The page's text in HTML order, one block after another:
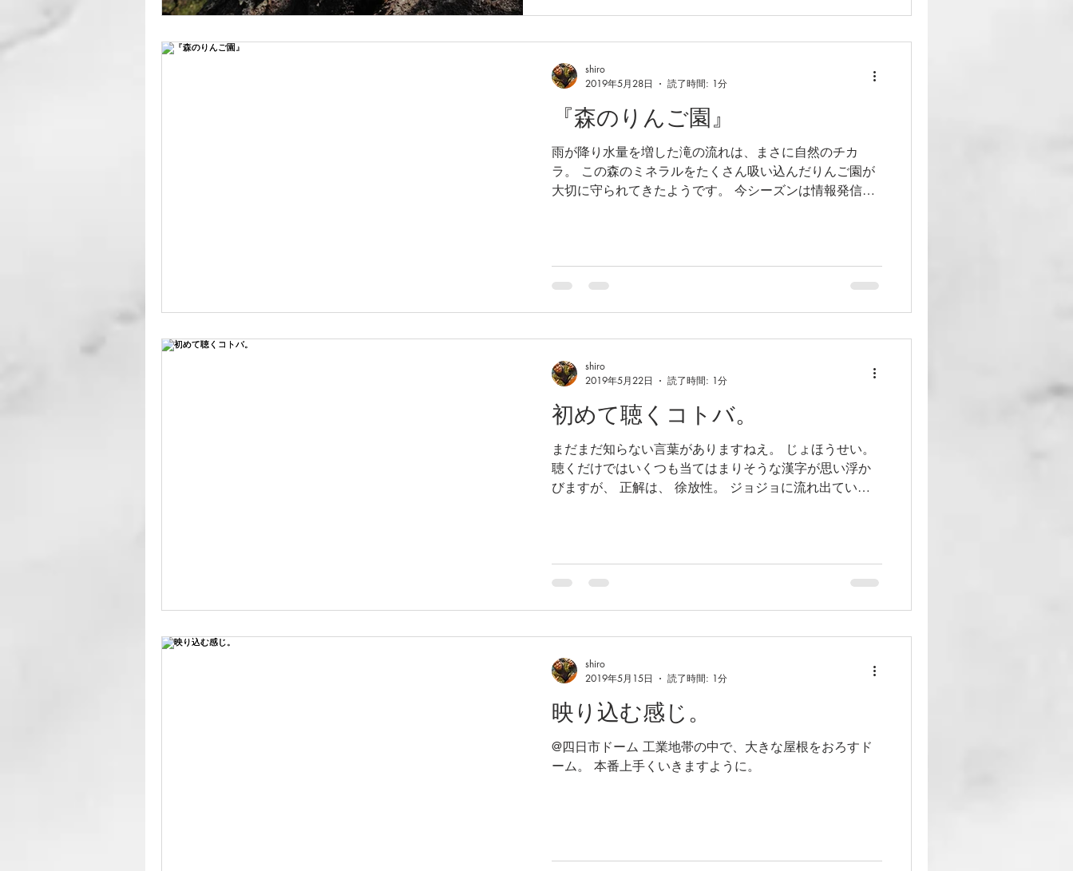
『森のりんご園』
雨が降り水量を増した滝の流れは、まさに自然のチカ
ラ。 この森のミネラルをたくさん吸い込んだりんご園が
大切に守られてきたようです。 今シーズンは情報発信と
shiro
2019年5月28日
読了時間: 1分
初めて聴くコトバ。
まだまだ知らない言葉がありますねえ。 じょほうせい。
聴くだけではいくつも当てはまりそうな漢字が思い浮か
びますが、 正解は、 徐放性。 ジョジョに流れ出ていく
shiro
2019年5月22日
読了時間: 1分
映り込む感じ。
@四日市ドーム 工業地帯の中で、大きな屋根をおろすド
ーム。 本番上手くいきますように。
shiro
2019年5月15日
読了時間: 1分